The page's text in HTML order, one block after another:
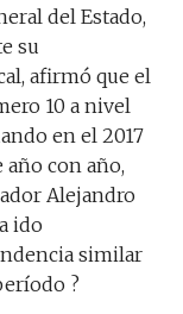
del Estado,
su
afirmó que el
10 a nivel
en el 2017
año con año,
Alejandro
ido
similar
?